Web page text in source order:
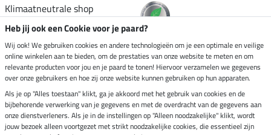
Klimaatneutrale shop
Verzending per
Veilig betalen met
Heb jij ook een Cookie voor je paard?
Wij ook! We gebruiken cookies en andere technologieën om je een optimale en veilige
online winkelen aan te bieden, om de prestaties van onze website te meten en om
relevante producten voor jou en je paard te tonen! Hiervoor verzamelen we gegevens
over onze gebruikers en hoe zij onze website kunnen gebruiken op hun apparaten.
Als je op "Alles toestaan" klikt, ga je akkoord met het gebruik van cookies en de
bijbehorende verwerking van je gegevens en met de overdracht van de gegevens aan
onze dienstverleners. Als je in de instellingen op "Alleen noodzakelijke" klikt, wordt
jouw bezoek alleen voortgezet met strikt noodzakelijke cookies, die essentieel zijn